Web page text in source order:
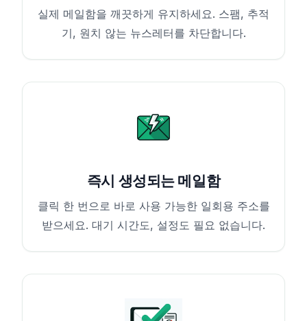
실제 메일함을 깨끗하게 유지하세요. 스팸, 추적
기, 원치 않는 뉴스레터를 차단합니다.
즉시 생성되는 메일함
클릭 한 번으로 바로 사용 가능한 일회용 주소를
받으세요. 대기 시간도, 설정도 필요 없습니다.